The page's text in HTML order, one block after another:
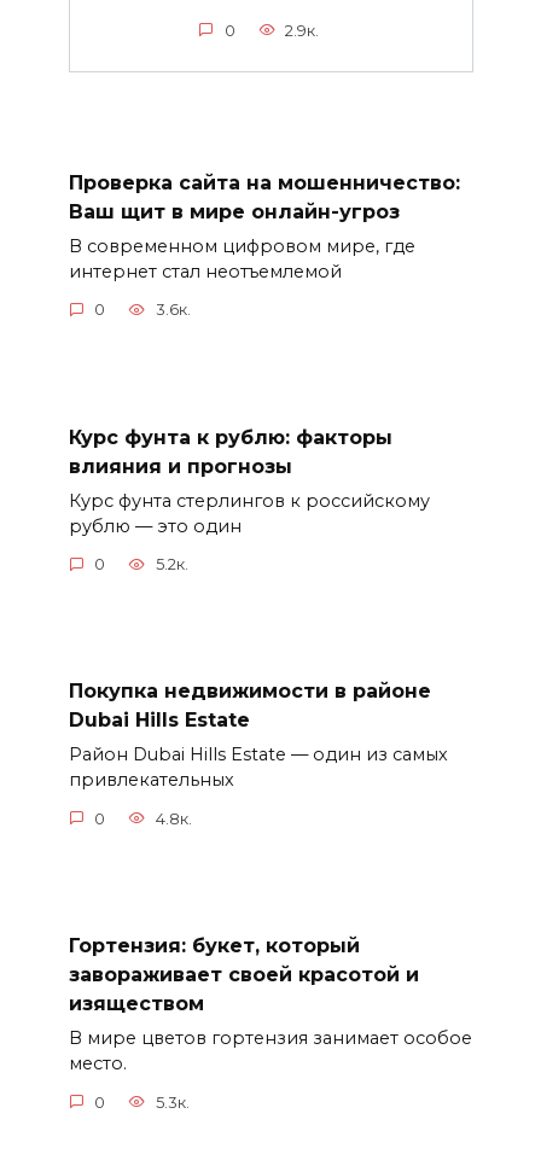
0 2.9к.
Проверка сайта на мошенничество:
Ваш щит в мире онлайн-угроз
В современном цифровом мире, где
интернет стал неотъемлемой
0 3.6к.
Курс фунта к рублю: факторы
влияния и прогнозы
Курс фунта стерлингов к российскому
рублю — это один
0 5.2к.
Покупка недвижимости в районе
Dubai Hills Estate
Район Dubai Hills Estate — один из самых
привлекательных
0 4.8к.
Гортензия: букет, который
завораживает своей красотой и
изяществом
В мире цветов гортензия занимает особое
место.
0 5.3к.